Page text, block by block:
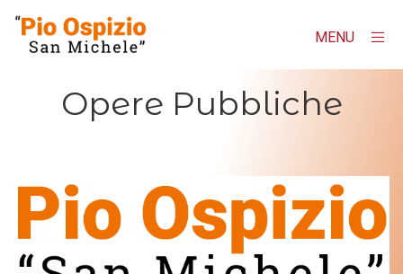
MENU
×
Homepage
AMMINISTRAZIONE TRASPARENTE
Albo online
Opere Pubbliche